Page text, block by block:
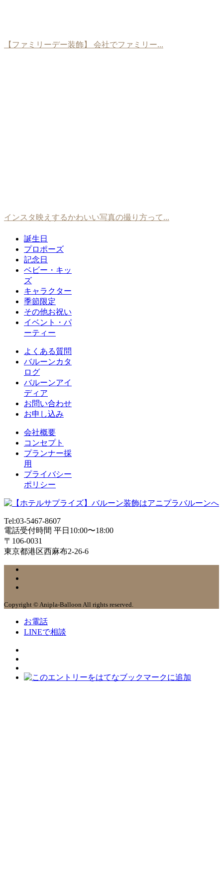
【ファミリーデー装飾】 会社でファミリー...
インスタ映えするかわいい写真の撮り方って...
誕生日
プロポーズ
記念日
ベビー・キッ
ズ
キャラクター
季節限定
その他お祝い
イベント・パ
ーティー
よくある質問
バルーンカタ
ログ
バルーンアイ
ディア
お問い合わせ
お申し込み
会社概要
コンセプト
プランナー採
用
プライバシー
ポリシー
Tel:03-5467-8607
電話受付時間 平日10:00〜18:00
〒106-0031
東京都港区西麻布2-26-6
Copyright © Anipla-Balloon All rights reserved.
お電話
LINEで相談